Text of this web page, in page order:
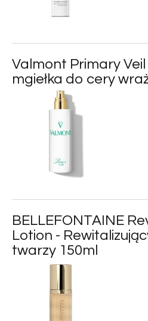
Valmont Primary
mgiełka do cery
BELLEFONTAINE
Lotion -
twarzy 150ml